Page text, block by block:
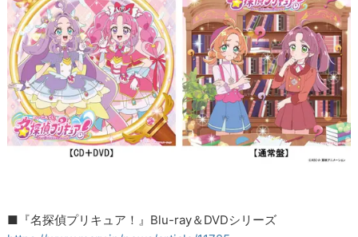
■『名探偵プリキュア！』Blu-ray＆DVDシリーズ